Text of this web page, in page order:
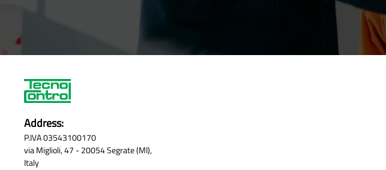
Address:
P.IVA 03543100170
via Miglioli, 47 - 20054 Segrate (MI),
Italy